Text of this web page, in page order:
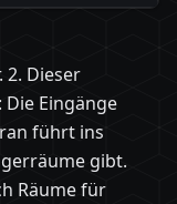
2. Dieser
Eingänge
führt ins
gibt.
Räume für